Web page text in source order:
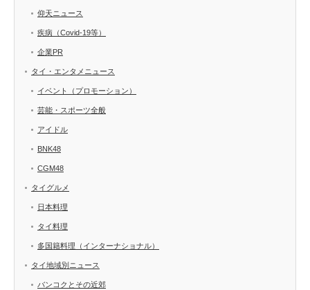
仰天ニュース
疾病（Covid-19等）
企業PR
タイ・エンタメニュース
イベント（プロモーション）
芸能・スポーツ全般
アイドル
BNK48
CGM48
タイグルメ
日本料理
タイ料理
多国籍料理（インターナショナル）
タイ地域別ニュース
バンコクとその近郊